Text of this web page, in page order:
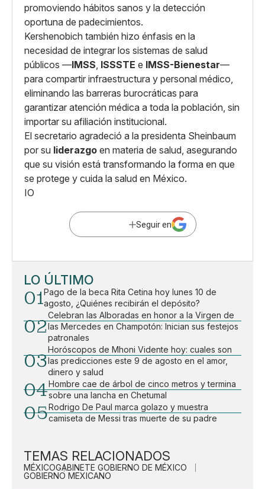
promoviendo hábitos sanos y la detección
oportuna de padecimientos.
Kershenobich también hizo énfasis en la
necesidad de integrar los sistemas de salud
públicos —IMSS, ISSSTE e IMSS-Bienestar—
para compartir infraestructura y personal médico,
eliminando las barreras burocráticas para
garantizar atención médica a toda la población, sin
importar su afiliación institucional.
El secretario agradeció a la presidenta Sheinbaum
por su liderazgo en materia de salud, asegurando
que su visión está transformando la forma en que
se protege y cuida la salud en México.
IO
Seguir en
LO ÚLTIMO
01Pago de la beca Rita Cetina hoy lunes 10 de
agosto, ¿Quiénes recibirán el depósito?
02
Celebran las Alboradas en honor a la Virgen de
las Mercedes en Champotón: Inician sus festejos
patronales
03
Horóscopos de Mhoni Vidente hoy: cuales son
las predicciones este 9 de agosto en el amor,
dinero y salud
04Hombre cae de árbol de cinco metros y termina
sobre una lancha en Chetumal
05Rodrigo De Paul marca golazo y muestra
camiseta de Messi tras muerte de su padre
TEMAS RELACIONADOS
MÉXICOGABINETE GOBIERNO DE MÉXICO
GOBIERNO MEXICANO